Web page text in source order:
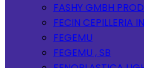
FASHY GMBH
FECIN CEPILLERIA
FEGEMU
FEGEMU , SB